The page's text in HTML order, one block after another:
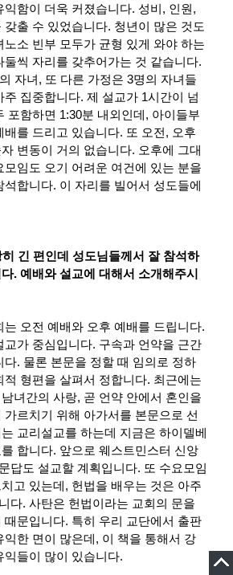
익함이 더욱 커졌습니다. 성비, 인원,
갖출 수 있었습니다. 청년이 많은 것도
노소 빈부 모두가 균형 있게 와야 하는
씩 자리를 갖추어가는 것 같습니다.
자녀, 또 다른 가정은 3명의 자녀들
주 집중합니다. 제 설교가 1시간이 넘
포함하면 1:30분 내외인데, 아이들부
배를 드리고 있습니다. 또 오전, 오후
변동이 거의 없습니다. 오후에 그대
모임도 오기 어려운 여건에 있는 분을
합니다. 이 자리를 빌어서 성도들에
긴 편인데 성도님들께서 잘 참석하
. 예배와 설교에 대해서 소개해주시
는 오전 예배와 오후 예배를 드립니다.
교가 중심입니다. 구속과 언약을 근간
다. 물론 본문을 정할 때 임의로 정하
적 형편을 살펴서 정합니다. 최근에는
녀간의 사랑, 곧 언약 안에서 혼인을
르치기 위해 아가서를 본문으로 선
교리설교를 하는데 지금은 하이델베
합니다. 앞으로 웨스트민스터 신앙
답도 설교할 계획입니다. 또 수요모임
고 있는데, 헌법을 배우는 것은 아주
다. 사탄은 헌법이라는 교회의 문을
때문입니다. 특히 우리 교단에서 출판
익한 면이 많은데, 이 책을 통해서 강
익들이 많이 있습니다.